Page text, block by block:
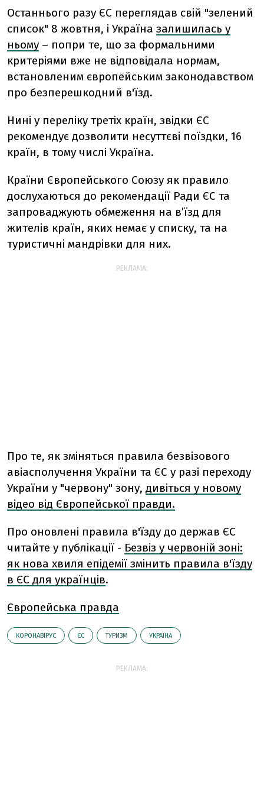
Останнього разу ЄС переглядав свій "зелений
список" 8 жовтня, і Україна залишилась у
ньому – попри те, що за формальними
критеріями вже не відповідала нормам,
встановленим європейським законодавством
про безперешкодний в'їзд.
Нині у переліку третіх країн, звідки ЄС
рекомендує дозволити несуттєві поїздки, 16
країн, в тому числі Україна.
Країни Європейського Союзу як правило
дослухаються до рекомендації Ради ЄС та
запроваджують обмеження на в’їзд для
жителів країн, яких немає у списку, та на
туристичні мандрівки для них.
РЕКЛАМА:
Про те, як зміняться правила безвізового
авіасполучення України та ЄС у разі переходу
України у "червону" зону, дивіться у новому
відео від Європейської правди.
Про оновлені правила в'їзду до держав ЄС
читайте у публікації - Безвіз у червоній зоні:
як нова хвиля епідемії змінить правила в'їзду
в ЄС для українців.
Європейська правда
КОРОНАВІРУС ЄС ТУРИЗМ УКРАЇНА
РЕКЛАМА: